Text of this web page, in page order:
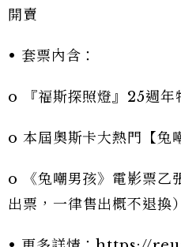
開賣
• 套票內含：
o 『福斯探照燈』25週年
o 本屆奧斯卡大熱門【兔
o 《兔嘲男孩》電影票乙
出票，一律售出概不退換）